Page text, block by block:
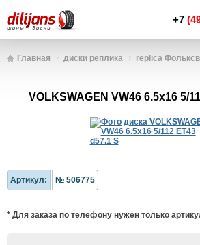
+7
Главная диски реплика replica
VOLKSWAGEN VW46 6.5x16 5/
Артикул: № 506775
* Для заказа по телефону нужен только